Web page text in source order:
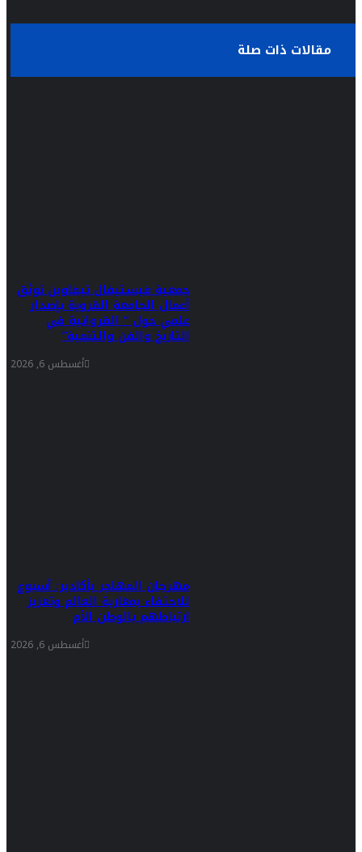
مقالات ذات صلة
جمعية فيستيفال تيفاوين توثق
أعمال الجامعة القروية بإصدار
علمي حول ” القروانية في
التاريخ والفن والتنمية”
أغسطس 6, 2026
مهرجان المهاجر بأكادير: أسبوع
للاحتفاء بمغاربة العالم وتعزيز
ارتباطهم بالوطن الأم
أغسطس 6, 2026